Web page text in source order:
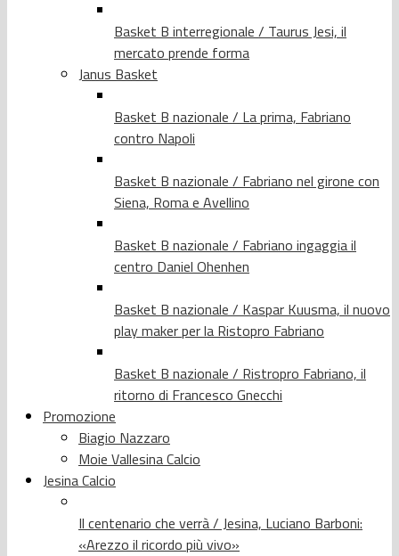
Basket B interregionale / Taurus Jesi, il
mercato prende forma
Janus Basket
Basket B nazionale / La prima, Fabriano
contro Napoli
Basket B nazionale / Fabriano nel girone con
Siena, Roma e Avellino
Basket B nazionale / Fabriano ingaggia il
centro Daniel Ohenhen
Basket B nazionale / Kaspar Kuusma, il nuovo
play maker per la Ristopro Fabriano
Basket B nazionale / Ristropro Fabriano, il
ritorno di Francesco Gnecchi
Promozione
Biagio Nazzaro
Moie Vallesina Calcio
Jesina Calcio
Il centenario che verrà / Jesina, Luciano Barboni:
«Arezzo il ricordo più vivo»